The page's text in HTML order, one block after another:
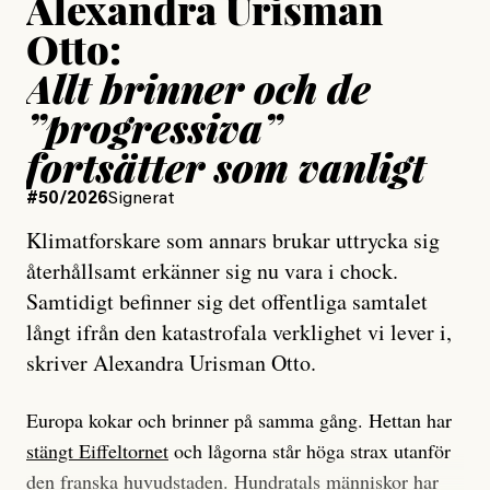
Otto:
Allt brinner och de
”progressiva”
fortsätter som vanligt
#50/2026Signerat
Klimatforskare som annars brukar uttrycka sig
återhållsamt erkänner sig nu vara i chock.
Samtidigt befinner sig det offentliga samtalet
långt ifrån den katastrofala verklighet vi lever i,
skriver Alexandra Urisman Otto.
Europa kokar och brinner på samma gång. Hettan har
stängt Eiffeltornet och lågorna står höga strax utanför
den franska huvudstaden. Hundratals människor har